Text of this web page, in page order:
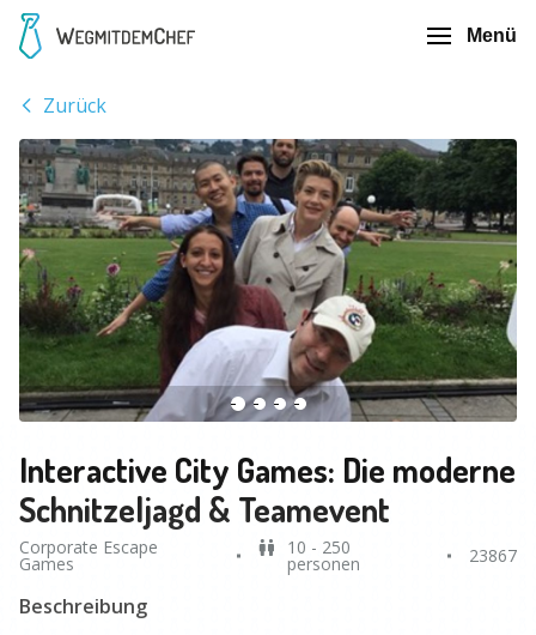
Menü
Zurück
Interactive City Games: Die moderne
Schnitzeljagd & Teamevent
Corporate Escape
Games
10 - 250
personen 23867
Beschreibung